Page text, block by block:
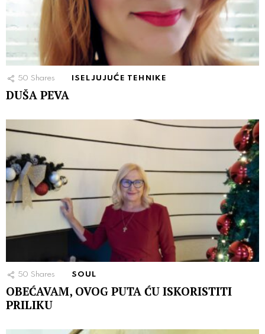
50 Shares ISELJUJUĆE TEHNIKE
DUŠA PEVA
50 Shares SOUL
OBEĆAVAM, OVOG PUTA ĆU ISKORISTITI
PRILIKU